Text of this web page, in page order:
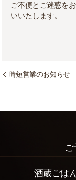
ご不便とご迷惑を
いいたします。
時短営業のお知らせ
酒蔵ごは